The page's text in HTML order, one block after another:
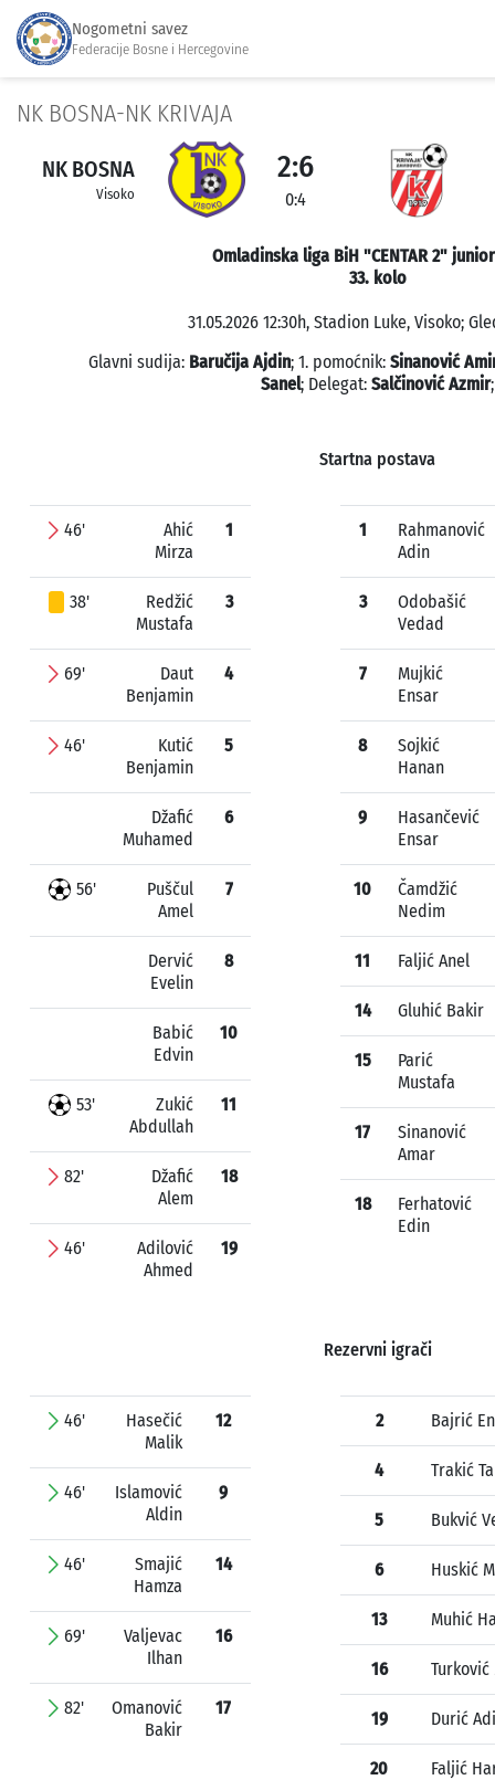
Nogometni savez
Federacije Bosne i Hercegovine
NK BOSNA-NK KRIVAJA
NK BOSNA
Visoko
2:6
0:4
Omladinska liga BiH "CENTAR 2"
33. kolo
31.05.2026 12:30h, Stadion Luke, Visoko;
Glavni sudija: Baručija Ajdin; 1. pomoćnik: Sinanović
Sanel; Delegat: Salčinović Azmir;
Startna postava
46'
Ahić
Mirza
1
38'
Redžić
Mustafa
3
69'
Daut
Benjamin
4
46'
Kutić
Benjamin
5
Džafić
Muhamed
6
56'
Puščul
Amel
7
Dervić
Evelin
8
Babić
Edvin
10
53'
Zukić
Abdullah
11
82'
Džafić
Alem
18
46'
Adilović
Ahmed
19
1
Rahmanović
Adin
3
Odobašić
Vedad
7
Mujkić
Ensar
8
Sojkić
Hanan
9
Hasančević
Ensar
10
Čamdžić
Nedim
11 Faljić Anel
14 Gluhić Bakir
15
Parić
Mustafa
17
Sinanović
Amar
18
Ferhatović
Edin
Rezervni igrači
46'
Hasečić
Malik
12
46'
Islamović
Aldin
9
46'
Smajić
Hamza
14
69'
Valjevac
Ilhan
16
82'
Omanović
Bakir
17
2 Bajrić
4 Trakić
5 Bukvić
6 Huskić
13 Muhić
16 Turković
19 Durić
20 Faljić